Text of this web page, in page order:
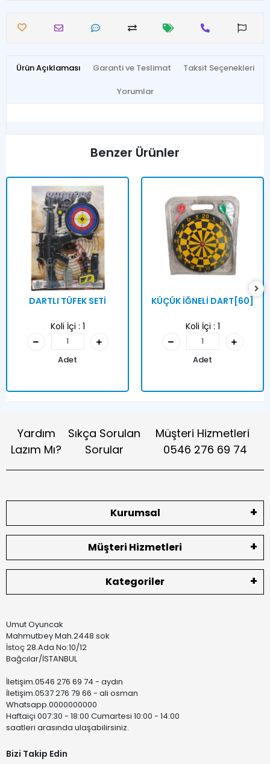
Ürün Açıklaması Garanti ve Teslimat Taksit Seçenekleri
Yorumlar
Benzer Ürünler
DARTLI TÜFEK SETİ
Koli İçi : 1
Adet
KÜÇÜK İĞNELİ DART[60]
Koli İçi : 1
Adet
Yardım
Lazım Mı?
Sıkça Sorulan
Sorular
Müşteri Hizmetleri
0546 276 69 74
Kurumsal
Müşteri Hizmetleri
Kategoriler
Umut Oyuncak
Mahmutbey Mah.2448 sok
İstoç 28.Ada No:10/12
Bağcılar/İSTANBUL
İletişim.0546 276 69 74 - aydın
İletişim.0537 276 79 66 - ali osman
Whatsapp.0000000000
Haftaiçi 007:30 - 18:00 Cumartesi 10:00 - 14:00
saatleri arasında ulaşabilirsiniz.
Bizi Takip Edin